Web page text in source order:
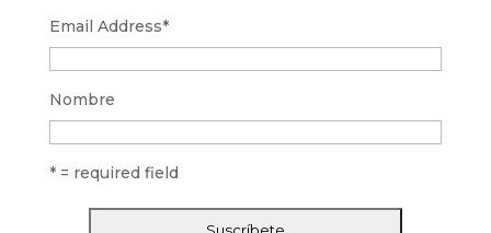
Email Address*
Nombre
* = required field